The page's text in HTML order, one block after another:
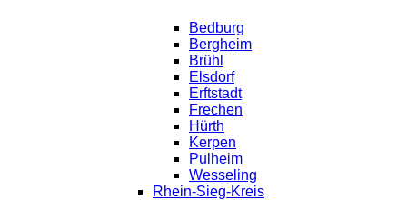
Bedburg
Bergheim
Brühl
Elsdorf
Erftstadt
Frechen
Hürth
Kerpen
Pulheim
Wesseling
Rhein-Sieg-Kreis